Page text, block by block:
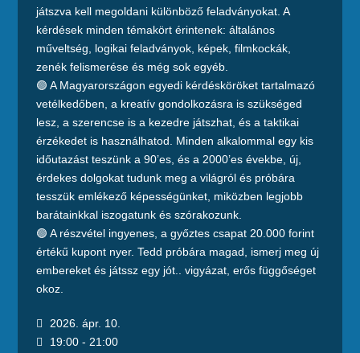
játszva kell megoldani különböző feladványokat. A
kérdések minden témakört érintenek: általános
műveltség, logikai feladványok, képek, filmkockák,
zenék felismerése és még sok egyéb.
🟢 A Magyarországon egyedi kérdésköröket tartalmazó
vetélkedőben, a kreatív gondolkozásra is szükséged
lesz, a szerencse is a kezedre játszhat, és a taktikai
érzékedet is használhatod. Minden alkalommal egy kis
időutazást teszünk a 90’es, és a 2000’es évekbe, új,
érdekes dolgokat tudunk meg a világról és próbára
tesszük emlékező képességünket, miközben legjobb
barátainkkal iszogatunk és szórakozunk.
🟢 A részvétel ingyenes, a győztes csapat 20.000 forint
értékű kupont nyer. Tedd próbára magad, ismerj meg új
embereket és játssz egy jót.. vigyázat, erős függőséget
okoz.
2026. ápr. 10.
19:00 - 21:00